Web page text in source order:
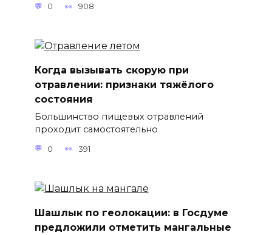
0 908
Когда вызывать скорую при
отравлении: признаки тяжёлого
состояния
Большинство пищевых отравлений
проходит самостоятельно
0 391
Шашлык по геолокации: в Госдуме
предложили отметить мангальные